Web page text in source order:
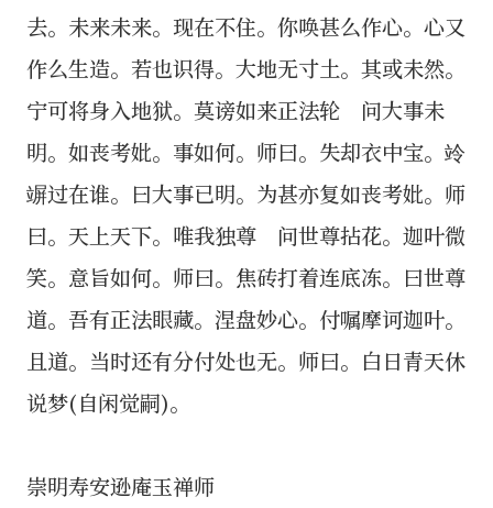
去。未来未来。现在不住。你唤甚么作心。心又
作么生造。若也识得。大地无寸土。其或未然。
宁可将身入地狱。莫谤如来正法轮 问大事未
明。如丧考妣。事如何。师曰。失却衣中宝。竛
竮过在谁。曰大事已明。为甚亦复如丧考妣。师
曰。天上天下。唯我独尊 问世尊拈花。迦叶微
笑。意旨如何。师曰。焦砖打着连底冻。曰世尊
道。吾有正法眼藏。涅盘妙心。付嘱摩诃迦叶。
且道。当时还有分付处也无。师曰。白日青天休
说梦(自闲觉嗣)。
崇明寿安逊庵玉禅师